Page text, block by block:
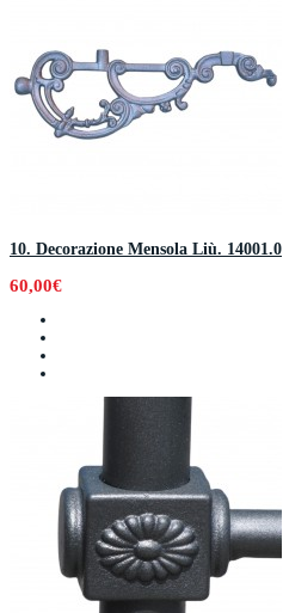
10. Decorazione Mensola Liù. 14001.0
60,00€